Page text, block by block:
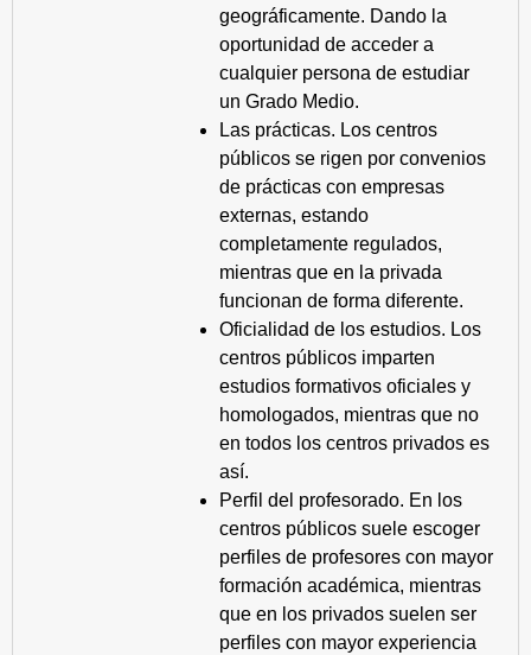
geográficamente. Dando la
oportunidad de acceder a
cualquier persona de estudiar
un Grado Medio.
Las prácticas. Los centros
públicos se rigen por convenios
de prácticas con empresas
externas, estando
completamente regulados,
mientras que en la privada
funcionan de forma diferente.
Oficialidad de los estudios. Los
centros públicos imparten
estudios formativos oficiales y
homologados, mientras que no
en todos los centros privados es
así.
Perfil del profesorado. En los
centros públicos suele escoger
perfiles de profesores con mayor
formación académica, mientras
que en los privados suelen ser
perfiles con mayor experiencia